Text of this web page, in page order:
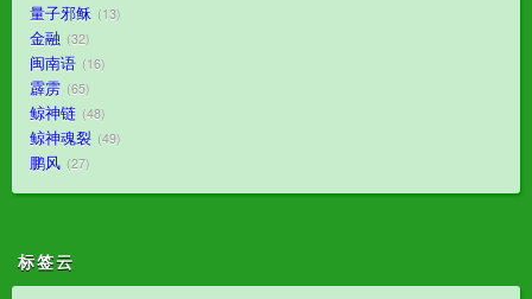
量子邪稣 13
金融 32
闽南语 16
霹雳 65
鲸神链 48
鲸神魂裂 49
鹏风 27
标签云